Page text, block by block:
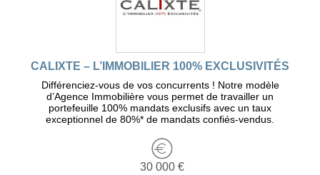
CALIXTE – L’IMMOBILIER 100% EXCLUSIVITÉS
Différenciez-vous de vos concurrents ! Notre modèle
d’Agence Immobilière vous permet de travailler un
portefeuille 100% mandats exclusifs avec un taux
exceptionnel de 80%* de mandats confiés-vendus.
30 000 €